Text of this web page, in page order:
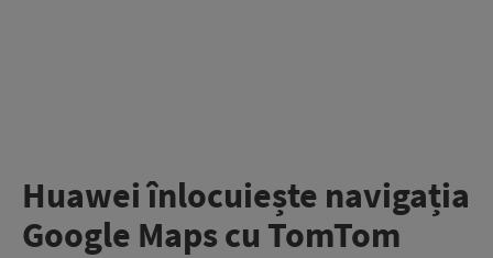
Huawei înlocuiește navigația
Google Maps cu TomTom